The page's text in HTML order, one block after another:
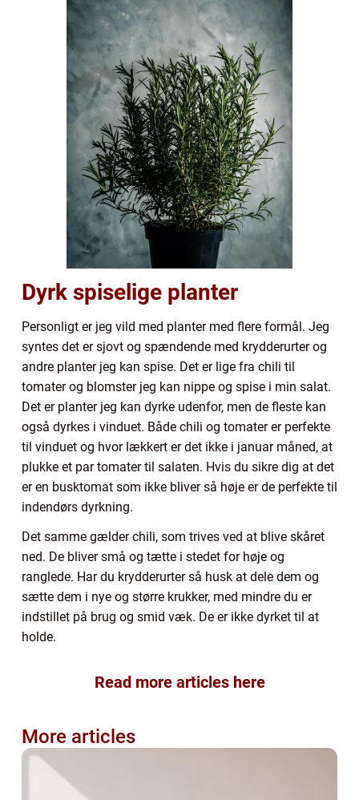
Dyrk spiselige planter
Personligt er jeg vild med planter med flere formål. Jeg
syntes det er sjovt og spændende med krydderurter og
andre planter jeg kan spise. Det er lige fra chili til
tomater og blomster jeg kan nippe og spise i min salat.
Det er planter jeg kan dyrke udenfor, men de fleste kan
også dyrkes i vinduet. Både chili og tomater er perfekte
til vinduet og hvor lækkert er det ikke i januar måned, at
plukke et par tomater til salaten. Hvis du sikre dig at det
er en busktomat som ikke bliver så høje er de perfekte til
indendørs dyrkning.
Det samme gælder chili, som trives ved at blive skåret
ned. De bliver små og tætte i stedet for høje og
ranglede. Har du krydderurter så husk at dele dem og
sætte dem i nye og større krukker, med mindre du er
indstillet på brug og smid væk. De er ikke dyrket til at
holde.
Read more articles here
More articles